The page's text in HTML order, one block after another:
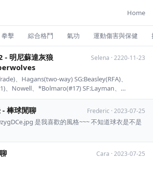
Home
拳擊 綜合格鬥 氣功 運動傷害與保健
- 明尼蘇達灰狼
Selena · 2220-11-23
way) SG:Beasley(RFA)、
、*Bolmaro(#17) SF:Layman、
Culver、McDaniels(#28) PF:Hernangomez(RFA)、Vand ...
- 棒球閒聊 Frederic · 2023-07-25
~~~ 不知道球衣是不是
Cara · 2023-07-25